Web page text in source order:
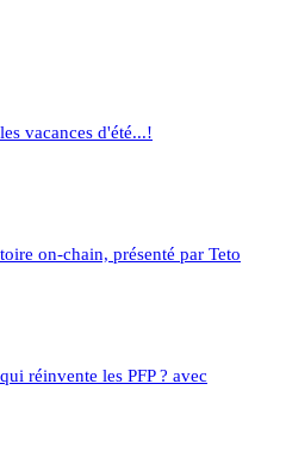
vacances d'été...!
on-chain, présenté par Teto
réinvente les PFP ? avec